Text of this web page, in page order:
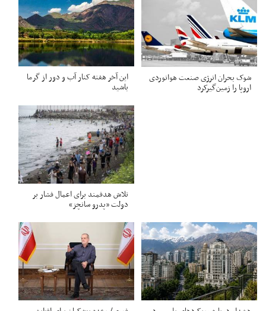
شوک بحران انرژی صنعت هوانوردی
اروپا را زمین‌گیر‌کرد
این آخر هفته کنار آب و دور از گرما
باشید
تلاش هدفمند برای اعمال فشار بر
دولت «پدرو سانچز»